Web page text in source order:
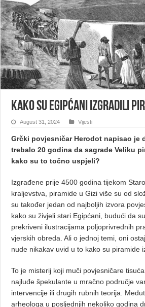
Kako su Egipćani izgradili
August 31, 2024 Vijesti
Grčki povjesničar Herodot napisao je
trebalo 20 godina da sagrade Veliku
kako su to točno uspjeli?
Izgrađene prije 4500 godina tijekom
kraljevstva, piramide u Gizi više su od
su također jedan od najboljih izvora
kako su živjeli stari Egipćani, budući da
prekriveni ilustracijama poljoprivrednih
vjerskih obreda. Ali o jednoj temi, oni
nude nikakav uvid u to kako su piramide
To je misterij koji muči povjesničare
najluđe špekulante u mračno područje
intervencije ili drugih rubnih teorija.
arheologa u posljednjih nekoliko godina